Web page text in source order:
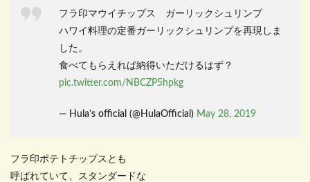
フラ印マウイチップス ガーリックシュリンプ
ハワイ料理の定番ガーリックシュリンプを再現しま
した。
食べてもらえれば納得いただけるはず？
pic.twitter.com/NBCZP5hpkg
— Hula’s official (@HulaOfficial) May 28, 2019
フラ印ポテトチップスとも
呼ばれていて、スタンダードな